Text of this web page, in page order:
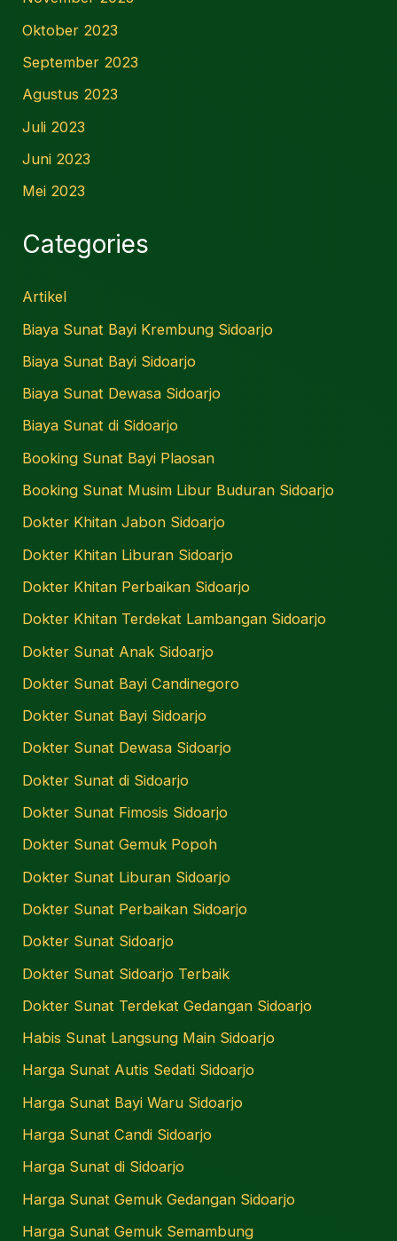
Oktober 2023
September 2023
Agustus 2023
Juli 2023
Juni 2023
Mei 2023
Categories
Artikel
Biaya Sunat Bayi Krembung Sidoarjo
Biaya Sunat Bayi Sidoarjo
Biaya Sunat Dewasa Sidoarjo
Biaya Sunat di Sidoarjo
Booking Sunat Bayi Plaosan
Booking Sunat Musim Libur Buduran Sidoarjo
Dokter Khitan Jabon Sidoarjo
Dokter Khitan Liburan Sidoarjo
Dokter Khitan Perbaikan Sidoarjo
Dokter Khitan Terdekat Lambangan Sidoarjo
Dokter Sunat Anak Sidoarjo
Dokter Sunat Bayi Candinegoro
Dokter Sunat Bayi Sidoarjo
Dokter Sunat Dewasa Sidoarjo
Dokter Sunat di Sidoarjo
Dokter Sunat Fimosis Sidoarjo
Dokter Sunat Gemuk Popoh
Dokter Sunat Liburan Sidoarjo
Dokter Sunat Perbaikan Sidoarjo
Dokter Sunat Sidoarjo
Dokter Sunat Sidoarjo Terbaik
Dokter Sunat Terdekat Gedangan Sidoarjo
Habis Sunat Langsung Main Sidoarjo
Harga Sunat Autis Sedati Sidoarjo
Harga Sunat Bayi Waru Sidoarjo
Harga Sunat Candi Sidoarjo
Harga Sunat di Sidoarjo
Harga Sunat Gemuk Gedangan Sidoarjo
Harga Sunat Gemuk Semambung